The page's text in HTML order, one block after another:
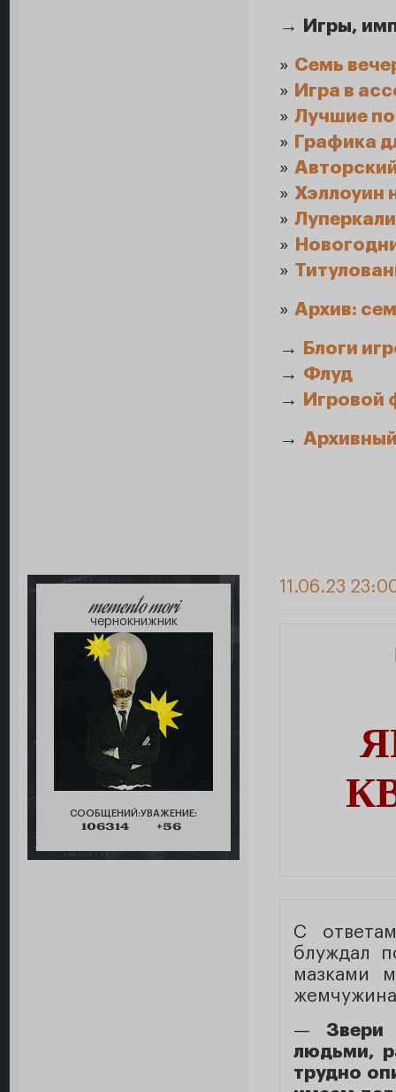
→ Игры,
» Семь
» Игра в
» Лучшие
» Графика
»
» Хэллоуин
»
»
»
» Архив:
→
Блоги
→ Флуд
→
Игровой
→
memento mori
чернокнижник
СООБЩЕНИЙ:
106314
УВАЖЕНИЕ:
+56
11.06.23
С
блуждал
мазками
— Звери
людьми,
трудно